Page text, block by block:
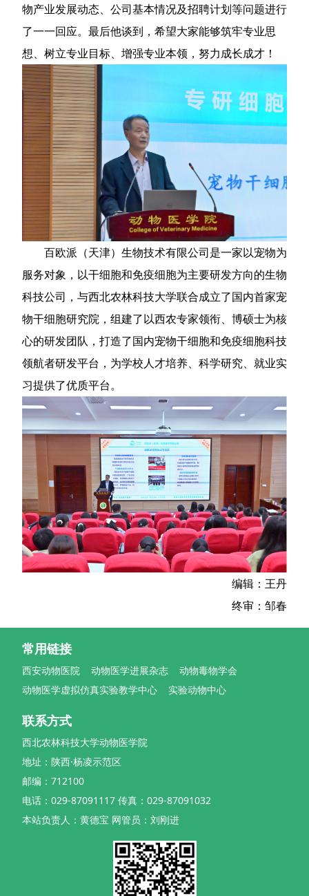
物产业发展动态、公司基本情况及招聘计划等问题进行
了一一回应。最后他谈到，希望大家能够筑牢专业思
想、树立专业目标、增强专业本领，努力成长成才！
百欧派（天津）生物技术有限公司是一家以宠物为
服务对象，以干细胞和免疫细胞为主要研发方向的生物
科技公司，与西北农林科技大学联合成立了国内首家宠
物干细胞研究院，组建了以西农专家领衔、博硕士为核
心的研发团队，打造了国内宠物干细胞和免疫细胞科技
领航者研发平台，为学校人才培养、科学研究、就业实
习提供了优质平台。
编辑：王丹
终审：邹春
常用链接
西安动物医院 动物医学进展杂志
动物毒物学会
动物医学虚拟仿真实验教学中心
实验动物中心
联系方式
西北农林科技大学动物医学院
地址：陕西·杨凌示范区
邮编：712100
电话：029-87091117 传真：029-87091032
本站负责人：黄德宝 网管员：刘刚进